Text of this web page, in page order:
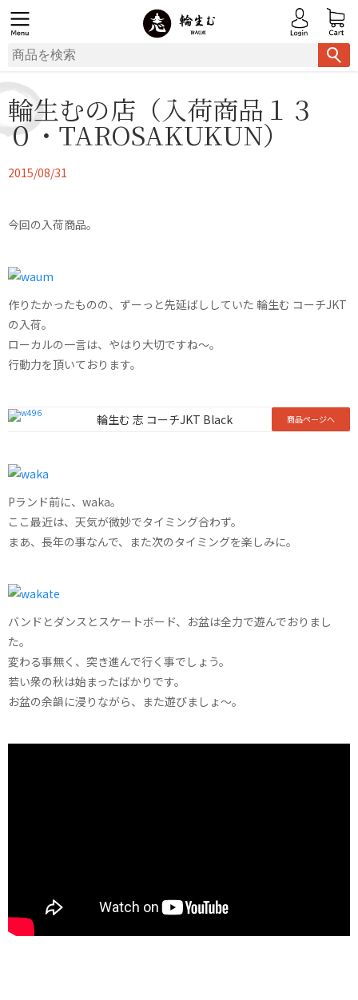
輪生むの店（入荷商品１３
０・TAROSAKUKUN）
2015/08/31
今回の入荷商品。
作りたかったものの、ずーっと先延ばししていた 輪生む コーチJKT
の入荷。
ローカルの一言は、やはり大切ですね〜。
行動力を頂いております。
輪生む 志 コーチJKT Black 商品ページへ
Pランド前に、waka。
ここ最近は、天気が微妙でタイミング合わず。
まあ、長年の事なんで、また次のタイミングを楽しみに。
バンドとダンスとスケートボード、お盆は全力で遊んでおりまし
た。
変わる事無く、突き進んで行く事でしょう。
若い衆の秋は始まったばかりです。
お盆の余韻に浸りながら、また遊びましょ〜。